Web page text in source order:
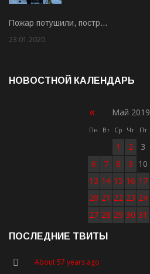
Пожар потушили, постр…
23.01.2020
НОВОСТНОЙ КАЛЕНДАРЬ
« Май 2019
Пн Вт Ср Чт Пт
1 2 3
6
7 8 9 10
13 14 15 16 17
20 21 22 23 24
27 28 29 30 31
ПОСЛЕДНИЕ ТВИТЫ
About 57 years ago